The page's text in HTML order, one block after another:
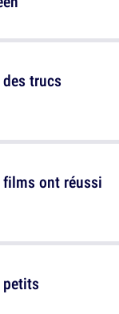
ont réussi
trucs